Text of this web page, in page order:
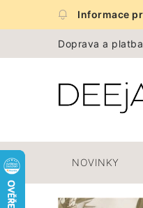
Doprava a platba
NOVINKY